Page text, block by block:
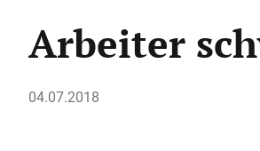
Arbeiter
04.07.2018